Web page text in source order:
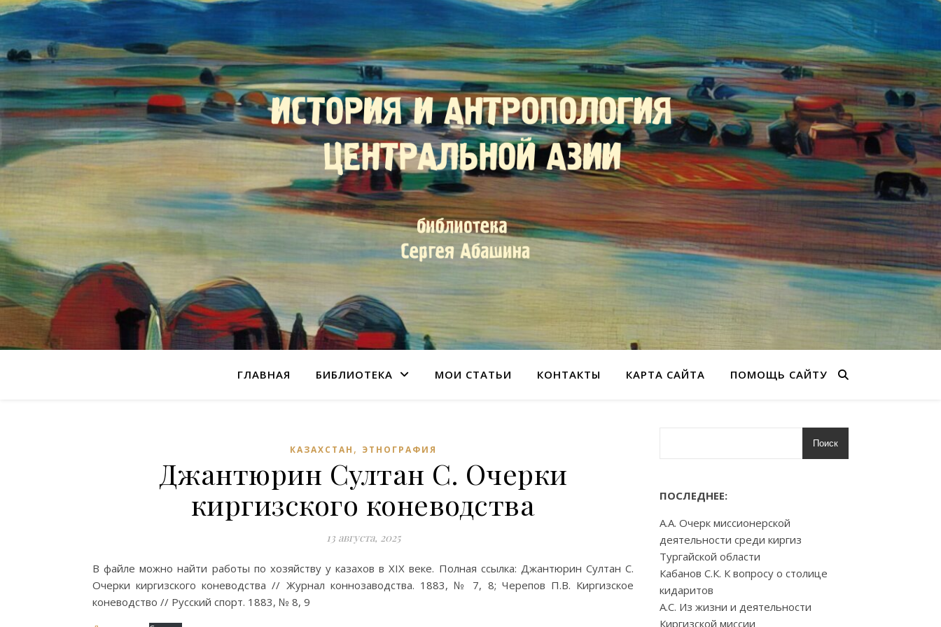
ГЛАВНАЯ БИБЛИОТЕКА МОИ СТАТЬИ КОНТАКТЫ КАРТА САЙТА ПОМОЩЬ САЙТУ
КАЗАХСТАН , ЭТНОГРАФИЯ
Джантюрин Султан С. Очерки
киргизского коневодства
13 августа, 2025
В файле можно найти работы по хозяйству у казахов в XIX веке. Полная ссылка: Джантюрин Султан С.
Очерки киргизского коневодства // Журнал коннозаводства. 1883, № 7, 8; Черепов П.В. Киргизское
коневодство // Русский спорт. 1883, № 8, 9
Поиск
ПОСЛЕДНЕЕ:
А.А. Очерк миссионерской
деятельности среди киргиз
Тургайской области
Кабанов С.К. К вопросу о столице
кидаритов
А.С. Из жизни и деятельности
Киргизской миссии